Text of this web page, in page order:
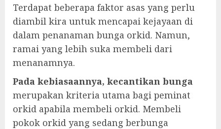
Terdapat beberapa faktor asas yang perlu
diambil kira untuk mencapai kejayaan di
dalam penanaman bunga orkid. Namun,
ramai yang lebih suka membeli dari
menanamnya.
Pada kebiasaannya, kecantikan bunga
merupakan kriteria utama bagi peminat
orkid apabila membeli orkid. Membeli
pokok orkid yang sedang berbunga